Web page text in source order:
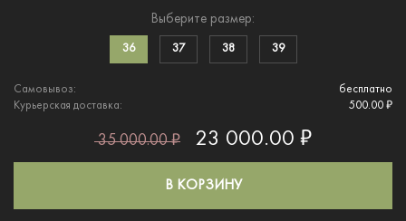
Выберите размер:
36 37 38 39
Самовывоз:
бесплатно
Курьерская доставка:
500.00 ₽
35 000.00 ₽ 23 000.00 ₽
В КОРЗИНУ